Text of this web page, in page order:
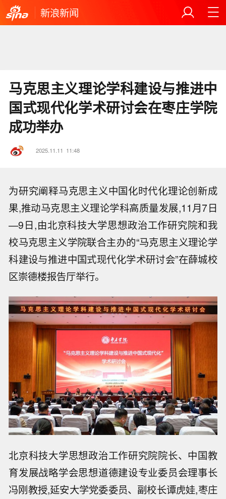
新浪新闻
马克思主义理论学科建设与推进中
国式现代化学术研讨会在枣庄学院
成功举办
2025.11.11 11:48
为研究阐释马克思主义中国化时代化理论创新成
果,推动马克思主义理论学科高质量发展,11月7日
—9日,由北京科技大学思想政治工作研究院和我
校马克思主义学院联合主办的“马克思主义理论学
科建设与推进中国式现代化学术研讨会”在薛城校
区崇德楼报告厅举行。
北京科技大学思想政治工作研究院院长、中国教
育发展战略学会思想道德建设专业委员会理事长
冯刚教授,延安大学党委委员、副校长谭虎娃,枣庄